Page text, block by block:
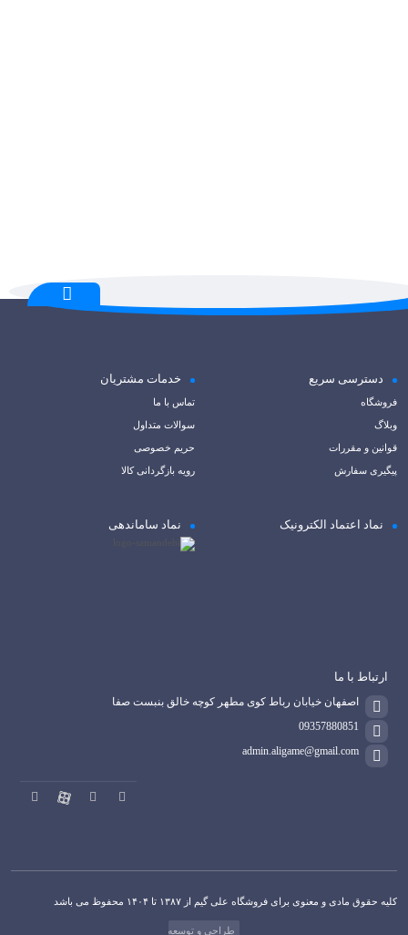
دسترسی سریع
فروشگاه
وبلاگ
قوانین و مقررات
پیگیری سفارش
خدمات مشتریان
تماس با ما
سوالات متداول
حریم خصوصی
رویه بازگردانی کالا
نماد اعتماد الکترونیک نماد ساماندهی
ارتباط با ما
اصفهان خیابان رباط کوی مطهر کوچه خالق بنبست صفا
09357880851
admin.aligame@gmail.com
کلیه حقوق مادی و معنوی برای فروشگاه علی گیم از ۱۳۸۷ تا ۱۴۰۴ محفوظ می باشد
طراحی و توسعه